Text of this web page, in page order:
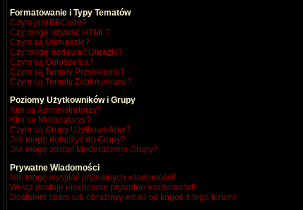
Formatowanie i Typy Tematów
Czym jest BBCode?
Czy mogę używać HTML?
Czym są Uśmieszki?
Czy mogę dodawać Obrazki?
Czym są Ogłoszenia?
Czym są Tematy Przyklejone?
Czym są Tematy Zablokowane?
Poziomy Użytkowników i Grupy
Kim są Administratorzy?
Kim są Moderatorzy?
Czym są Grupy Użytkowników?
Jak mogę dołączyć do Grupy?
Jak mogę zostać Moderatorem Grupy?
Prywatne Wiadomości
Nie mogę wysyłać prywatnych wiadomości!
Wciąż dostaję niechciane prywatne wiadomości!
Dostałem spam lub obraźliwy email od kogoś z tego forum!